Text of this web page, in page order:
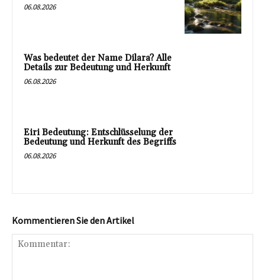
06.08.2026
Was bedeutet der Name Dilara? Alle
Details zur Bedeutung und Herkunft
06.08.2026
Eiri Bedeutung: Entschlüsselung der
Bedeutung und Herkunft des Begriffs
06.08.2026
Kommentieren Sie den Artikel